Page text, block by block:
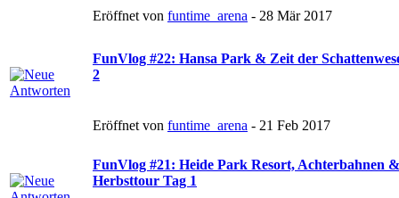
Eröffnet von funtime_arena - 28 Mär 2017
FunVlog #22: Hansa Park & Zeit der
2
Eröffnet von funtime_arena - 21 Feb 2017
FunVlog #21: Heide Park Resort, Achterbahnen
Herbsttour Tag 1